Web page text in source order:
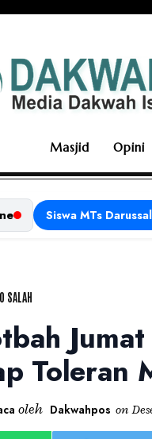
Masjid Opini
SALAH
Toleran
oleh Dakwahpos on